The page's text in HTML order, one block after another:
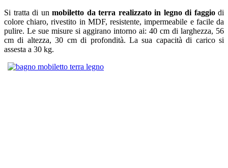
Si tratta di un mobiletto da terra realizzato in legno di faggiodi
colore chiaro, rivestito in MDF, resistente, impermeabile e facile da
pulire. Le sue misure si aggirano intorno ai: 40 cm di larghezza, 56
cm di altezza, 30 cm di profondità. La sua capacità di carico si
assesta a 30 kg.